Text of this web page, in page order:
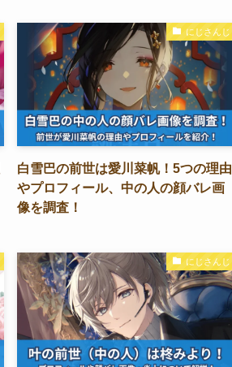
にじさんじ
白雪巴の前世は愛川菜帆！5つの理由
やプロフィール、中の人の顔バレ画
像を調査！
にじさんじ